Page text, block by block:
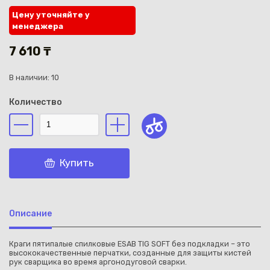
Цену уточняйте у
менеджера
7 610 ₸
В наличии: 10
Количество
Купить
Описание
Краги пятипалые спилковые ESAB TIG SOFT без подкладки – это
высококачественные перчатки, созданные для защиты кистей
рук сварщика во время аргонодуговой сварки.